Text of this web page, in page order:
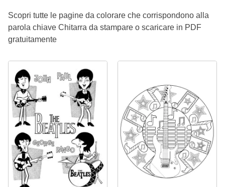
Scopri tutte le pagine da colorare che corrispondono alla
parola chiave Chitarra da stampare o scaricare in PDF
gratuitamente